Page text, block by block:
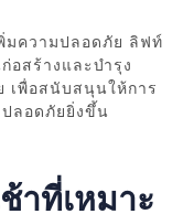
มความปลอดภัย ลิฟท์
อสร้างและบำรุง
เพื่อสนับสนุนให้การ
ลอดภัยยิ่งขึ้น
าที่เหมาะ